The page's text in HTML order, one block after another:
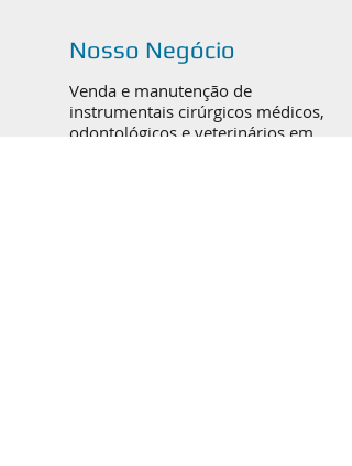
Nosso Negócio
Venda e manutenção de
instrumentais cirúrgicos médicos,
odontológicos e veterinários em